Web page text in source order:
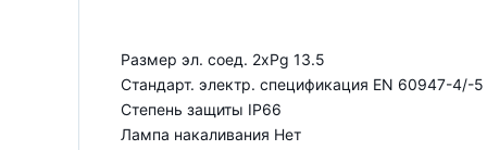
Размер эл. соед. 2xPg 13.5
Стандарт. электр. спецификация EN 60947-4/-5
Степень защиты IP66
Лампа накаливания Нет